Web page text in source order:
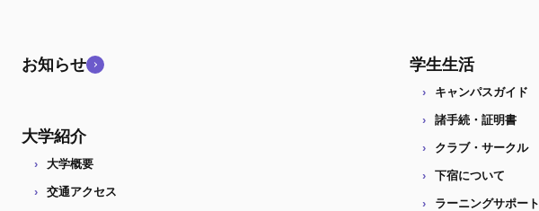
お知らせ
大学紹介
大学概要
交通アクセス
学生生活
キャンパスガイド
諸手続・証明書
クラブ・サークル
下宿について
ラーニングサポート